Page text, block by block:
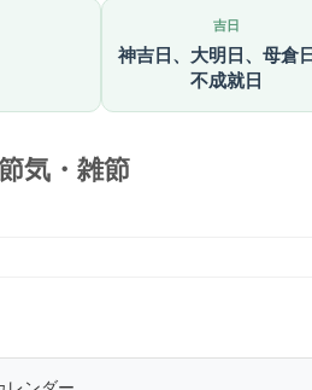
吉日
神吉日、大明日、母倉日
不成就日
気・雑節